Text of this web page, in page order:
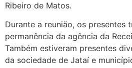
Ribeiro de Matos.
Durante a reunião, os presentes
permanência da agência da
Também estiveram presentes
da sociedade de Jataí e